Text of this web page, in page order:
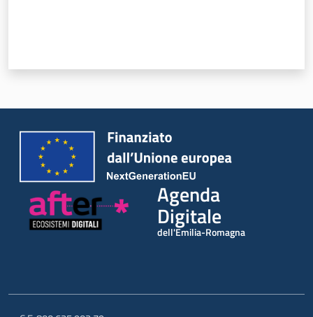
Progetti
Dati del territorio
Governance locale
Agenda
Digitale
dell'Emilia-Romagna